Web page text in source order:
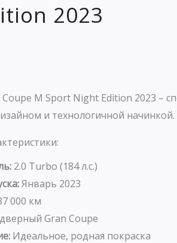
2023
Coupe M Sport Night Edition 2023 –
и технологичной начинкой.
2.0 Turbo (184 л.с.)
Январь 2023
000 км
Gran Coupe
Идеальное, родная покраска